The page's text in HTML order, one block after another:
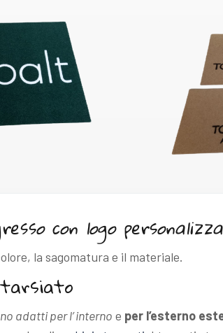
con logo
la sagomatura e il materiale.
adatti per l’ interno e per l’esterno